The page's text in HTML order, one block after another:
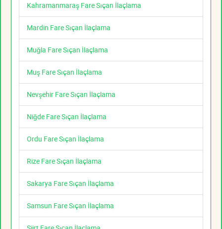
Kahramanmaraş Fare Sıçan İlaçlama
Mardin Fare Sıçan İlaçlama
Muğla Fare Sıçan İlaçlama
Muş Fare Sıçan İlaçlama
Nevşehir Fare Sıçan İlaçlama
Niğde Fare Sıçan İlaçlama
Ordu Fare Sıçan İlaçlama
Rize Fare Sıçan İlaçlama
Sakarya Fare Sıçan İlaçlama
Samsun Fare Sıçan İlaçlama